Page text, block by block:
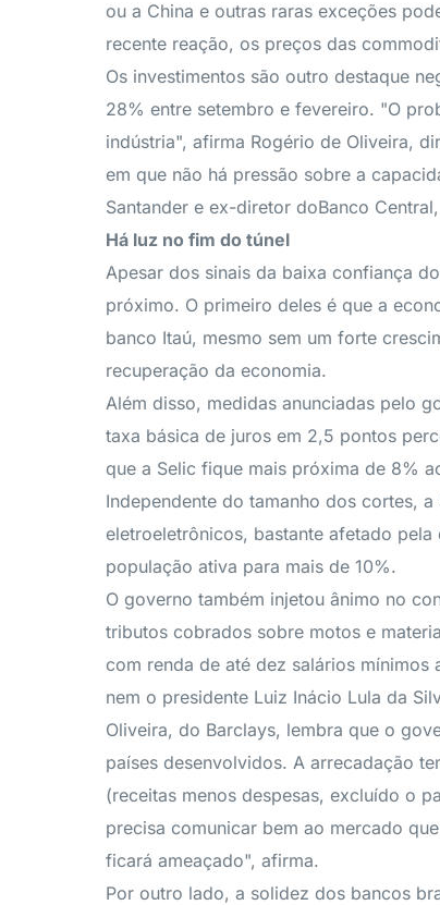
ou a China e outras raras exceções
recente reação, os preços das
Os investimentos são outro destaque
28% entre setembro e fevereiro. "O
indústria", afirma Rogério de Oliveira,
em que não há pressão sobre a
Santander e ex-diretor doBanco
Há luz no fim do túnel
Apesar dos sinais da baixa confiança
próximo. O primeiro deles é que a
banco Itaú, mesmo sem um forte
recuperação da economia.
Além disso, medidas anunciadas pelo
taxa básica de juros em 2,5 pontos
que a Selic fique mais próxima de 8%
Independente do tamanho dos cortes,
eletroeletrônicos, bastante afetado
população ativa para mais de 10%.
O governo também injetou ânimo no
tributos cobrados sobre motos e
com renda de até dez salários
nem o presidente Luiz Inácio Lula da
Oliveira, do Barclays, lembra que o
países desenvolvidos. A arrecadação
(receitas menos despesas, excluído o
precisa comunicar bem ao mercado
ficará ameaçado", afirma.
Por outro lado, a solidez dos bancos